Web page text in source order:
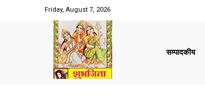
Friday, August 7, 2026
सम्पादकीय